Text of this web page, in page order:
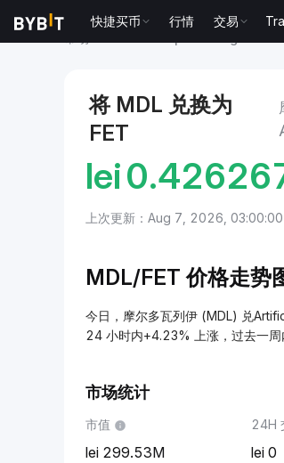
快捷买币 行情 交易
将 MDL 兑换为
FET
lei
上次更新：Aug 7, 2026, 03:00:00
MDL/FET 价格走势
今日，摩尔多瓦列伊 (MDL) 兑
24 小时内+4.23% 上涨，过去一
市场统计
市值
299.53M
24H
0